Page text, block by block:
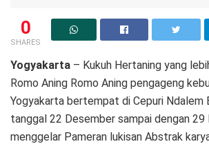
0
SHARES
Yogyakarta – Kukuh Hertaning yang
Romo Aning Romo Aning pengageng
Yogyakarta bertempat di Cepuri Ndalem
tanggal 22 Desember sampai dengan 29
menggelar Pameran lukisan Abstrak